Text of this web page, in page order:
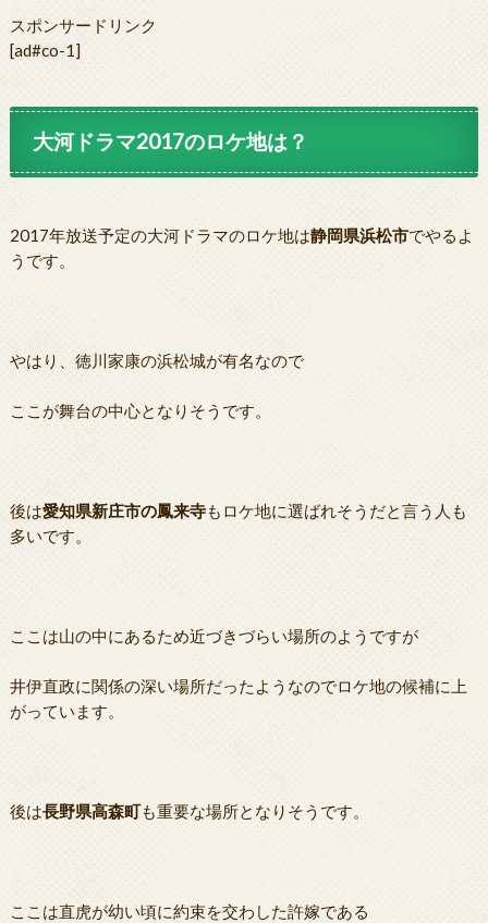
スポンサードリンク
[ad#co-1]
大河ドラマ2017のロケ地は？
2017年放送予定の大河ドラマのロケ地は静岡県浜松市でやるよ
うです。
やはり、徳川家康の浜松城が有名なので
ここが舞台の中心となりそうです。
後は愛知県新庄市の鳳来寺もロケ地に選ばれそうだと言う人も
多いです。
ここは山の中にあるため近づきづらい場所のようですが
井伊直政に関係の深い場所だったようなのでロケ地の候補に上
がっています。
後は長野県高森町も重要な場所となりそうです。
ここは直虎が幼い頃に約束を交わした許嫁である